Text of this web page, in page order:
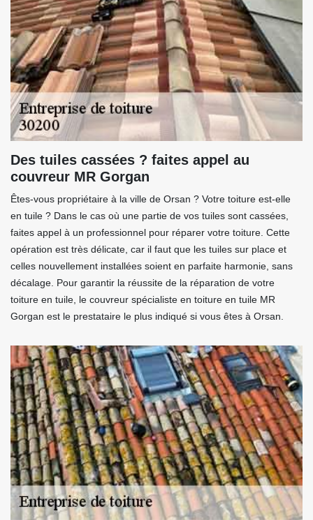
Des tuiles cassées ? faites appel au
couvreur MR Gorgan
Êtes-vous propriétaire à la ville de Orsan ? Votre toiture est-elle
en tuile ? Dans le cas où une partie de vos tuiles sont cassées,
faites appel à un professionnel pour réparer votre toiture. Cette
opération est très délicate, car il faut que les tuiles sur place et
celles nouvellement installées soient en parfaite harmonie, sans
décalage. Pour garantir la réussite de la réparation de votre
toiture en tuile, le couvreur spécialiste en toiture en tuile MR
Gorgan est le prestataire le plus indiqué si vous êtes à Orsan.